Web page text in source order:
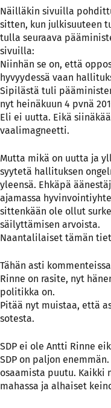
Näilläkin sivuilla
sitten, kun julkisuuteen
tulla seuraava
sivuilla:
Niinhän se on, että
hyvyydessä vaan
Sipilästä tuli
nyt heinäkuun 4 pvnä
Eli ei uutta. Eikä
vaalimagneetti.
Mutta mikä on uutta ja
syytetä hallituksen
yleensä. Ehkäpä
ajamassa
sittenkään ole ollut
säilyttämisen arvoista.
Naantalilaiset tämän
Tähän asti
Rinne on rasite, nyt
politikka on.
Pitää nyt muistaa, että
sotesta.
SDP ei ole Antti Rinne
SDP on paljon
osaamista puutu. Kaikki
mahassa ja alhaiset